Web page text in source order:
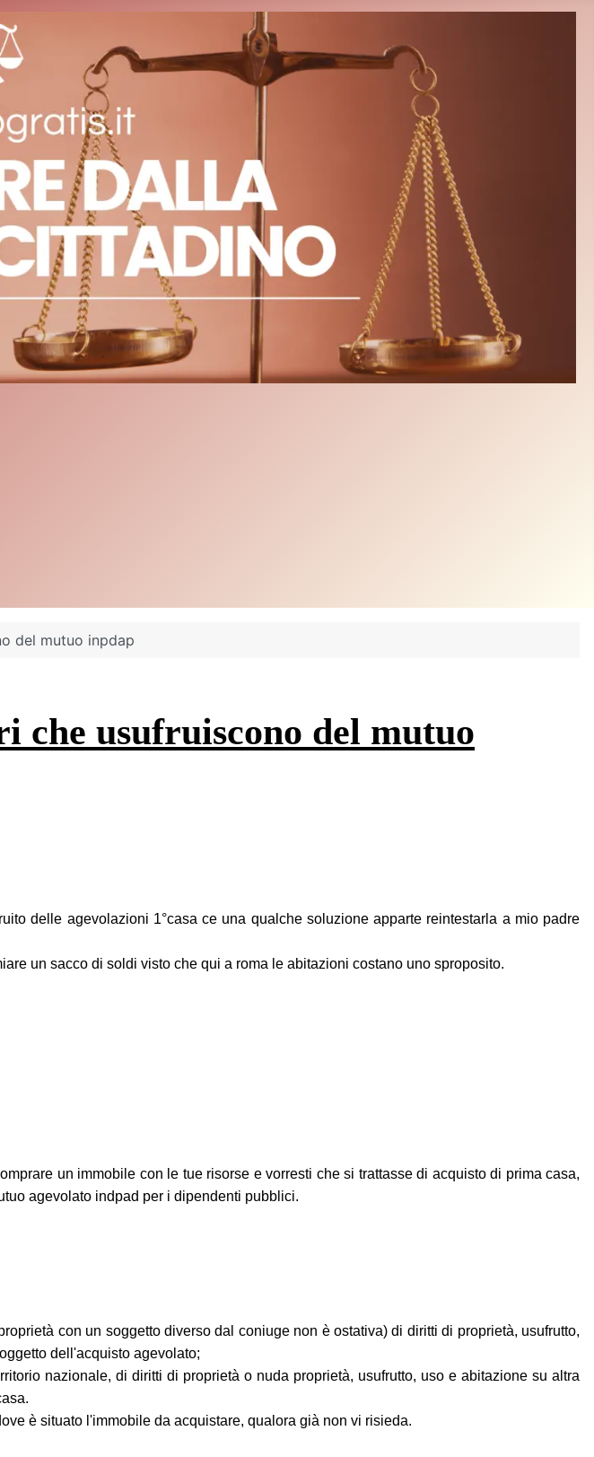
del mutuo inpdap
che usufruiscono del mutuo
delle agevolazioni 1°casa ce una qualche soluzione apparte reintestarla a mio padre
un sacco di soldi visto che qui a roma le abitazioni costano uno sproposito.
un immobile con le tue risorse e vorresti che si trattasse di acquisto di prima casa,
agevolato indpad per i dipendenti pubblici.
con un soggetto diverso dal coniuge non è ostativa) di diritti di proprietà, usufrutto,
dell'acquisto agevolato;
nazionale, di diritti di proprietà o nuda proprietà, usufrutto, uso e abitazione su altra
è situato l'immobile da acquistare, qualora già non vi risieda.